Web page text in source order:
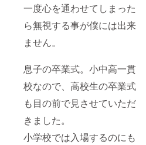
一度心を通わせてしまった
ら無視する事が僕には出来
ません。
息子の卒業式。小中高一貫
校なので、高校生の卒業式
も目の前で見させていただ
きました。
小学校では入場するのにも